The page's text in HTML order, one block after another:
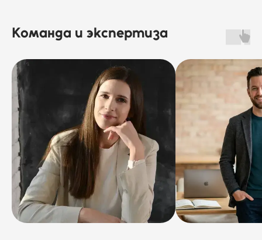
Команда и экспертиза